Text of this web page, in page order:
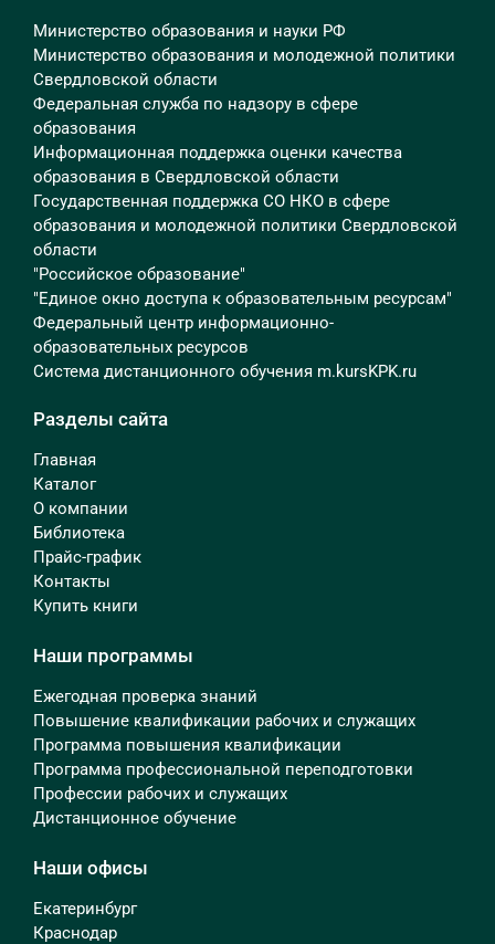
Министерство образования и науки РФ
Министерство образования и молодежной политики
Свердловской области
Федеральная служба по надзору в сфере
образования
Информационная поддержка оценки качества
образования в Свердловской области
Государственная поддержка СО НКО в сфере
образования и молодежной политики Свердловской
области
"Российское образование"
"Единое окно доступа к образовательным ресурсам"
Федеральный центр информационно-
образовательных ресурсов
Система дистанционного обучения m.kursKPK.ru
Разделы сайта
Главная
Каталог
О компании
Библиотека
Прайс-график
Контакты
Купить книги
Наши программы
Ежегодная проверка знаний
Повышение квалификации рабочих и служащих
Программа повышения квалификации
Программа профессиональной переподготовки
Профессии рабочих и служащих
Дистанционное обучение
Наши офисы
Екатеринбург
Краснодар